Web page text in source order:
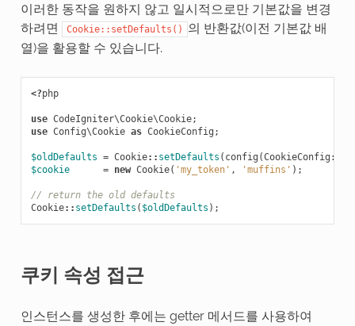
이러한 동작을 원하지 않고 일시적으로만 기본값을 변경
하려면
Cookie::setDefaults()
의 반환값(이전 기본값 배
열)을 활용할 수 있습니다.
<?php
use CodeIgniter\Cookie\Cookie;
use Config\Cookie as CookieConfig ;
$oldDefaults = Cookie:: setDefaults ( config (CookieConfig ::
$cookie
= new Cookie( 'my_token' , 'muffins' );
// return the old defaults
Cookie:: setDefaults ( $oldDefaults );
쿠키 속성 접근
인스턴스를 생성한 후에는 getter 메서드를 사용하여